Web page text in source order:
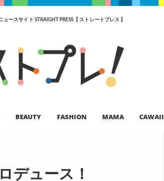
ュースサイト STRAIGHT PRESS【 ストレートプレス 】
BEAUTY FASHION MAMA CAWAII
デュース！